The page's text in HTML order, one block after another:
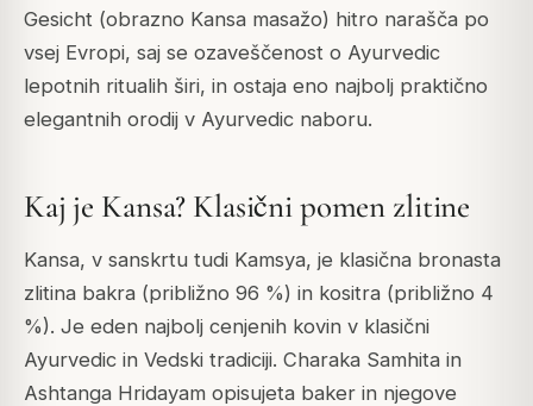
Gesicht (obrazno Kansa masažo) hitro narašča po
vsej Evropi, saj se ozaveščenost o Ayurvedic
lepotnih ritualih širi, in ostaja eno najbolj praktično
elegantnih orodij v Ayurvedic naboru.
Kaj je Kansa? Klasični pomen zlitine
Kansa, v sanskrtu tudi Kamsya, je klasična bronasta
zlitina bakra (približno 96 %) in kositra (približno 4
%). Je eden najbolj cenjenih kovin v klasični
Ayurvedic in Vedski tradiciji. Charaka Samhita in
Ashtanga Hridayam opisujeta baker in njegove